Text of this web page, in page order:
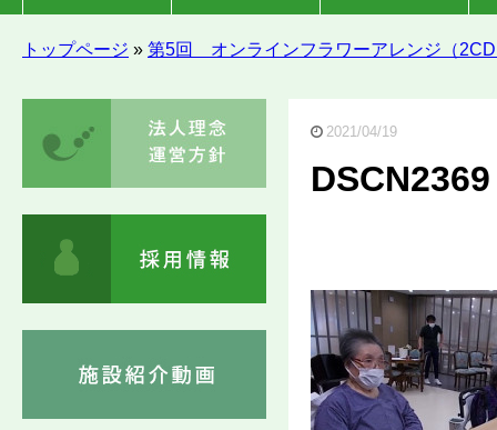
トップページ » 第5回 オンラインフラワーアレンジ（
2021/04/19
DSCN2369